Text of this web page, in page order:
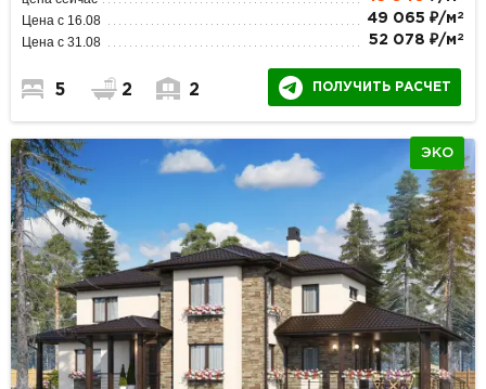
Цена с 16.08 49 065 ₽/м 2
Цена с 31.08 52 078 ₽/м 2
5 2 2 ПОЛУЧИТЬ РАСЧЕТ
ЭКО